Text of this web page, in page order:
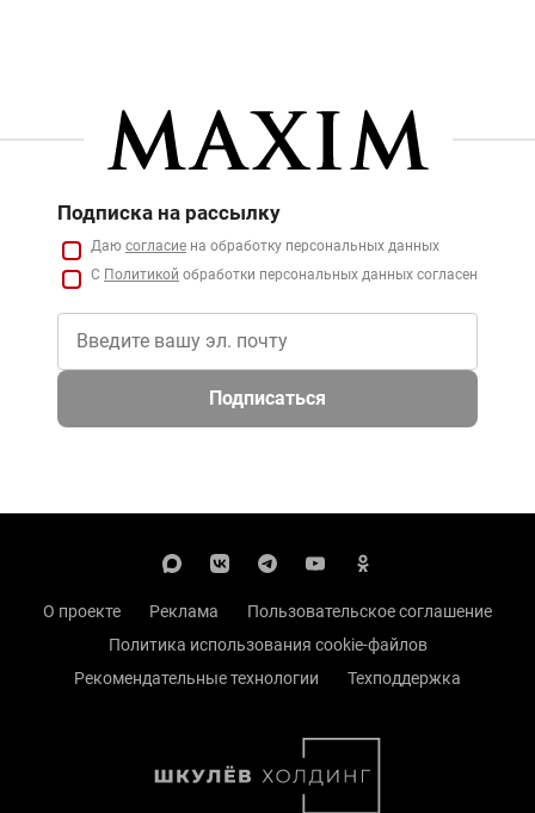
Подписка на рассылку
Даю согласие на обработку персональных данных
С Политикой обработки персональных данных согласен
Подписаться
О проекте Реклама
Пользовательское соглашение
Политика использования cookie-файлов
Рекомендательные технологии
Техподдержка